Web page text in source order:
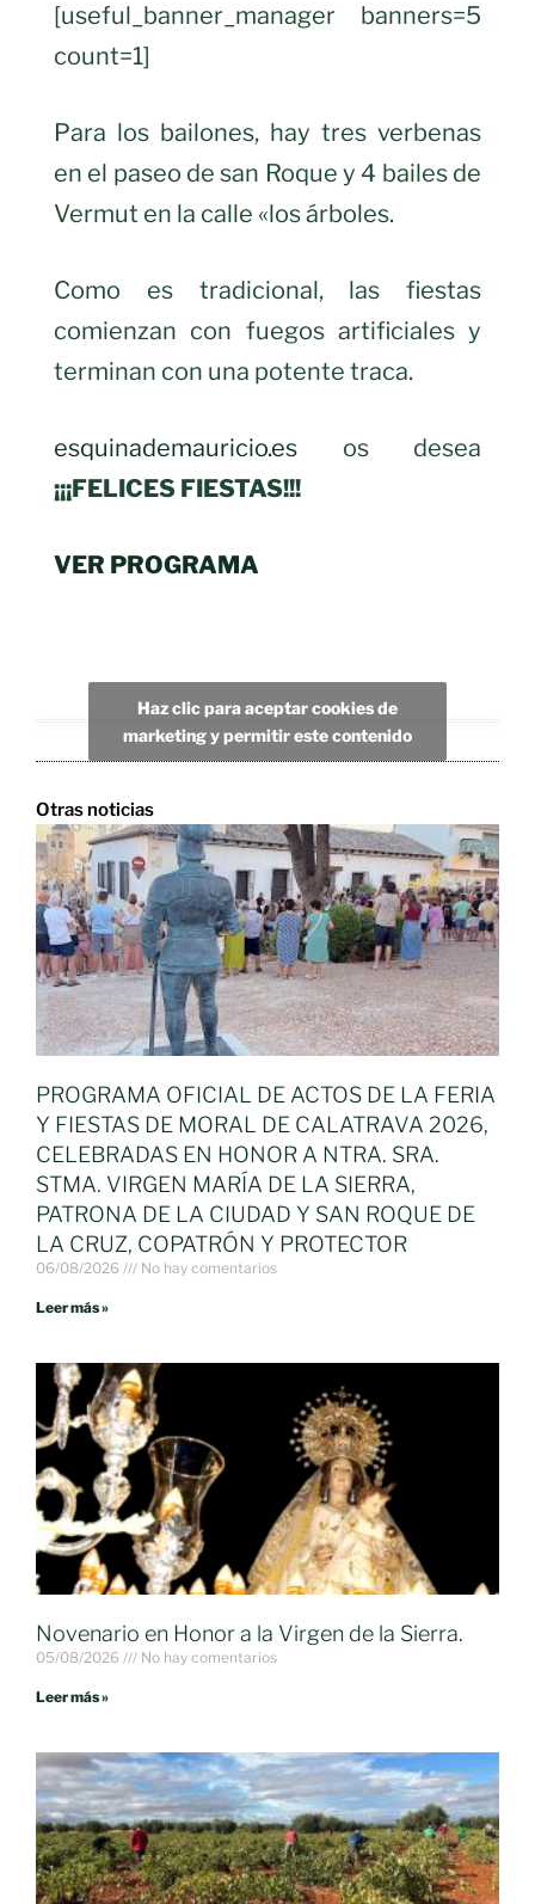
[useful_banner_manager banners=5
count=1]
Para los bailones, hay tres verbenas
en el paseo de san Roque y 4 bailes de
Vermut en la calle «los árboles.
Como es tradicional, las fiestas
comienzan con fuegos artificiales y
terminan con una potente traca.
esquinademauricio.es os desea
¡¡¡FELICES FIESTAS!!!
VER PROGRAMA
Haz clic para aceptar cookies de
marketing y permitir este contenido
Otras noticias
PROGRAMA OFICIAL DE ACTOS DE LA FERIA
Y FIESTAS DE MORAL DE CALATRAVA 2026,
CELEBRADAS EN HONOR A NTRA. SRA.
STMA. VIRGEN MARÍA DE LA SIERRA,
PATRONA DE LA CIUDAD Y SAN ROQUE DE
LA CRUZ, COPATRÓN Y PROTECTOR
06/08/2026 No hay comentarios
Leer más »
Novenario en Honor a la Virgen de la Sierra.
05/08/2026 No hay comentarios
Leer más »